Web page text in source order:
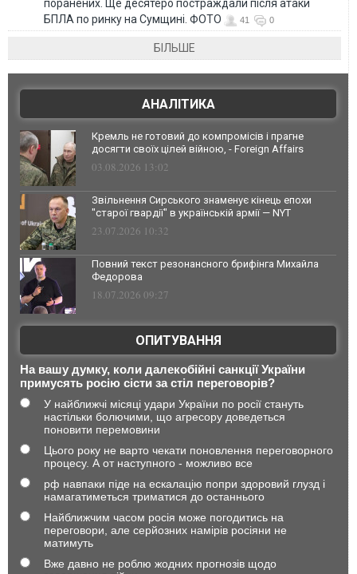
поранених. Ще десятеро постраждали після атаки
БПЛА по ринку на Сумщині. ФОТО
41 0
БІЛЬШЕ
АНАЛІТИКА
Кремль не готовий до компромісів і прагне
досягти своїх цілей війною, - Foreign Affairs
03.08.2026 13:02
Звільнення Сирського знаменує кінець епохи
"старої гвардії" в українській армії — NYT
23.07.2026 10:32
Повний текст резонансного брифінга Михайла
Федорова
18.07.2026 09:27
ОПИТУВАННЯ
На вашу думку, коли далекобійні санкції України
примусять росію сісти за стіл переговорів?
У найближчі місяці удари України по росії стануть
настільки болючими, що агресору доведеться
поновити перемовини
Цього року не варто чекати поновлення переговорного
процесу. А от наступного - можливо все
рф навпаки піде на ескалацію попри здоровий глузд і
намагатиметься триматися до останнього
Найближчим часом росія може погодитись на
переговори, але серйозних намірів росіяни не
матимуть
Вже давно не роблю жодних прогнозів щодо